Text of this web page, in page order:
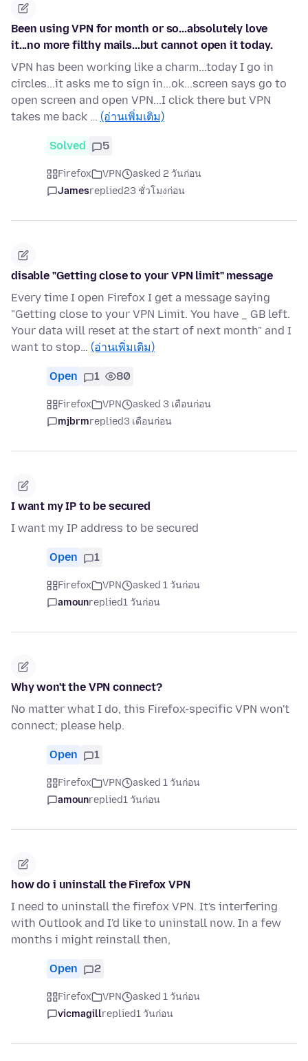
Been using VPN for month or so...absolutely love
it...no more filthy mails...but cannot open it today.
VPN has been working like a charm...today I go in
circles...it asks me to sign in...ok...screen says go to
open screen and open VPN...I click there but VPN
takes me back … (อ่านเพิ่มเติม)
Solved 5
Firefox VPN
asked 2 วันก่อน
Jamesreplied23 ชั่วโมงก่อน
disable "Getting close to your VPN limit" message
Every time I open Firefox I get a message saying
"Getting close to your VPN Limit. You have _ GB left.
Your data will reset at the start of next month" and I
want to stop… (อ่านเพิ่มเติม)
Open 1 80
Firefox VPN
asked 3 เดือนก่อน
mjbrmreplied3 เดือนก่อน
I want my IP to be secured
I want my IP address to be secured
Open 1
Firefox VPN
asked 1 วันก่อน
amounreplied1 วันก่อน
Why won't the VPN connect?
No matter what I do, this Firefox-specific VPN won't
connect; please help.
Open 1
Firefox VPN
asked 1 วันก่อน
amounreplied1 วันก่อน
how do i uninstall the Firefox VPN
I need to uninstall the firefox VPN. It's interfering
with Outlook and I'd like to uninstall now. In a few
months i might reinstall then,
Open 2
Firefox VPN
asked 1 วันก่อน
vicmagillreplied1 วันก่อน